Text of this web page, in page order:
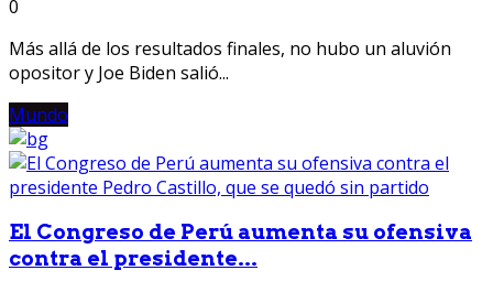
0
Más allá de los resultados finales, no hubo un aluvión
opositor y Joe Biden salió...
Mundo
El Congreso de Perú aumenta su ofensiva
contra el presidente...